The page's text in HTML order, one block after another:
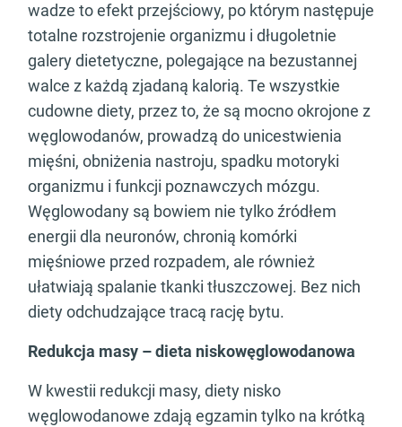
wadze to efekt przejściowy, po którym następuje
totalne rozstrojenie organizmu i długoletnie
galery dietetyczne, polegające na bezustannej
walce z każdą zjadaną kalorią. Te wszystkie
cudowne diety, przez to, że są mocno okrojone z
węglowodanów, prowadzą do unicestwienia
mięśni, obniżenia nastroju, spadku motoryki
organizmu i funkcji poznawczych mózgu.
Węglowodany są bowiem nie tylko źródłem
energii dla neuronów, chronią komórki
mięśniowe przed rozpadem, ale również
ułatwiają spalanie tkanki tłuszczowej. Bez nich
diety odchudzające tracą rację bytu.
Redukcja masy – dieta niskowęglowodanowa
W kwestii redukcji masy, diety nisko
węglowodanowe zdają egzamin tylko na krótką